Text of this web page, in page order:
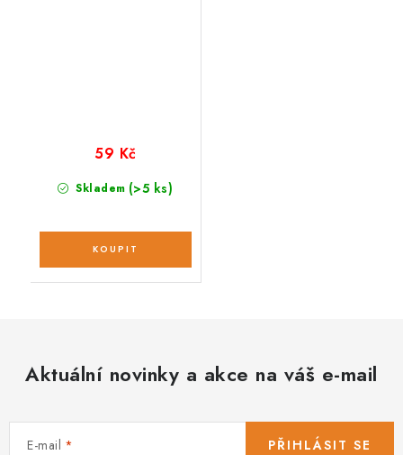
Skladem (>5 ks)
59 Kč
Aktuální novinky a akce na váš e-mail
E-mail PŘIHLÁSIT SE